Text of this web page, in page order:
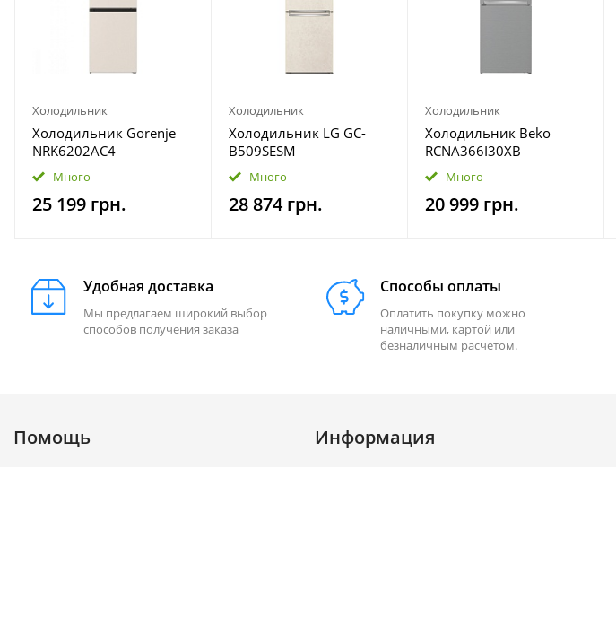
Холодильник
Холодильник Gorenje
NRK6202AC4
Много
25 199 грн.
Холодильник
Холодильник LG GC-
B509SESM
Много
28 874 грн.
Холодильник
Холодильник Beko
RCNA366I30XB
Много
20 999 грн.
Удобная доставка
Мы предлагаем широкий выбор
способов получения заказа
Способы оплаты
Оплатить покупку можно
наличными, картой или
безналичным расчетом.
Помощь Информация